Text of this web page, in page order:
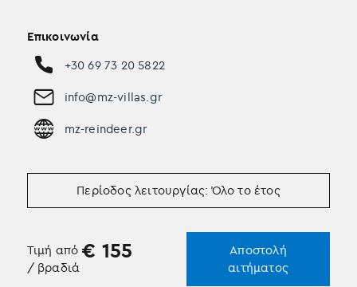
Επικοινωνία
+30 69 73 20 5822
info@mz-villas.gr
mz-reindeer.gr
Περίοδος λειτουργίας: Όλο το έτος
Τιμή από € 155
/ βραδιά
Αποστολή
αιτήματος